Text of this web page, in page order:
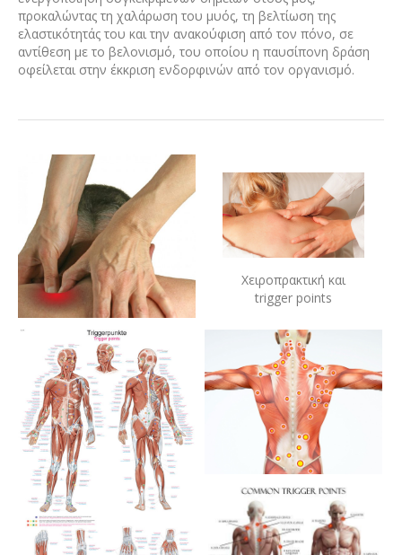
προκαλώντας τη χαλάρωση του μυός, τη βελτίωση της
ελαστικότητάς του και την ανακούφιση από τον πόνο, σε
αντίθεση με το βελονισμό, του οποίου η παυσίπονη δράση
οφείλεται στην έκκριση ενδορφινών από τον οργανισμό.
Χειροπρακτική και
trigger points